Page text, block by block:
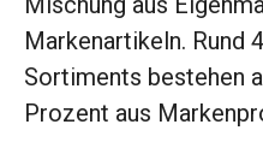
Markenartikeln. Rund
Sortiments bestehen
Prozent aus